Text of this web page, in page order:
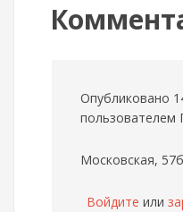
Опубликовано
пользователем
Московская,
Войдите или